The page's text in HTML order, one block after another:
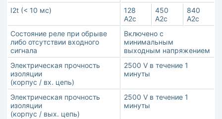
I2t (< 10 мс)
128
А2с
450
А2с
840
А2с
Состояние реле при обрыве
либо отсутствии входного
сигнала
Включено с
минимальным
выходным напряжением
Электрическая прочность
изоляции
(корпус / вх. цепь)
2500 V в течение 1
минуты
Электрическая прочность
изоляции
(корпус / вых. цепь)
2500 V в течение 1
минуты